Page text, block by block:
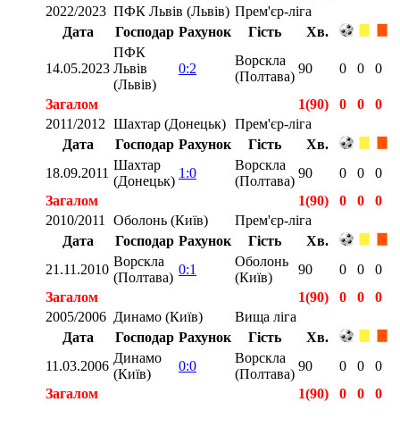
2022/2023 ПФК Львів (Львів) Прем'єр-ліга
Дата
Господар Рахунок Гість Хв.
14.05.2023
ПФК
Львів
(Львів)
0:2
Ворскла
(Полтава)
90 0 0 0
Загалом 1(90) 0 0
0
2011/2012 Шахтар (Донецьк) Прем'єр-ліга
Дата
Господар Рахунок Гість
Хв.
18.09.2011
Шахтар
(Донецьк)
1:0
Ворскла
(Полтава)
90 0 0
0
Загалом
1(90) 0 0
0
2010/2011
Оболонь (Київ)
Прем'єр-ліга
Дата
Господар Рахунок Гість
Хв.
21.11.2010
Ворскла
(Полтава)
0:1
Оболонь
(Київ)
90 0 0
0
Загалом
1(90) 0 0
0
2005/2006 Динамо (Київ)
Вища ліга
Дата
Господар Рахунок Гість
Хв.
11.03.2006
Динамо
(Київ)
0:0
Ворскла
(Полтава)
90 0 0
0
Загалом
1(90) 0 0
0